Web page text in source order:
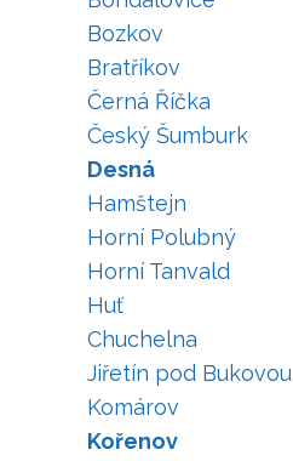
Bozkov
Bratříkov
Černá Říčka
Český Šumburk
Desná
Hamštejn
Horní Polubný
Horní Tanvald
Huť
Chuchelna
Jiřetín pod Bukovou
Komárov
Kořenov